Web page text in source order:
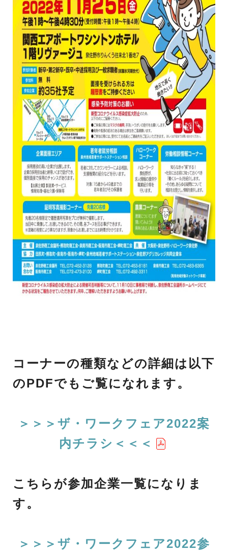
コーナーの種類などの詳細は以下
のPDFでもご覧になれます。
＞＞＞ザ・ワークフェア2022案
内チラシ＜＜＜
こちらが参加企業一覧になりま
す。
＞＞＞ザ・ワークフェア2022参